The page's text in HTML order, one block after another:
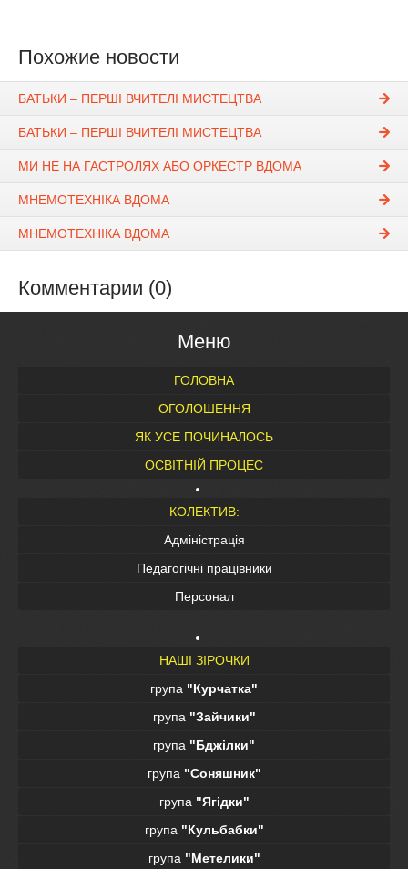
Похожие новости
БАТЬКИ – ПЕРШІ ВЧИТЕЛІ МИСТЕЦТВА
БАТЬКИ – ПЕРШІ ВЧИТЕЛІ МИСТЕЦТВА
МИ НЕ НА ГАСТРОЛЯХ АБО ОРКЕСТР ВДОМА
МНЕМОТЕХНІКА ВДОМА
МНЕМОТЕХНІКА ВДОМА
Комментарии (0)
Меню
ГОЛОВНА
ОГОЛОШЕННЯ
ЯК УСЕ ПОЧИНАЛОСЬ
ОСВІТНІЙ ПРОЦЕС
КОЛЕКТИВ:
Адміністрація
Педагогічні працівники
Персонал
НАШІ ЗІРОЧКИ
група "Курчатка"
група "Зайчики"
група "Бджілки"
група "Соняшник"
група "Ягідки"
група "Кульбабки"
група "Метелики"